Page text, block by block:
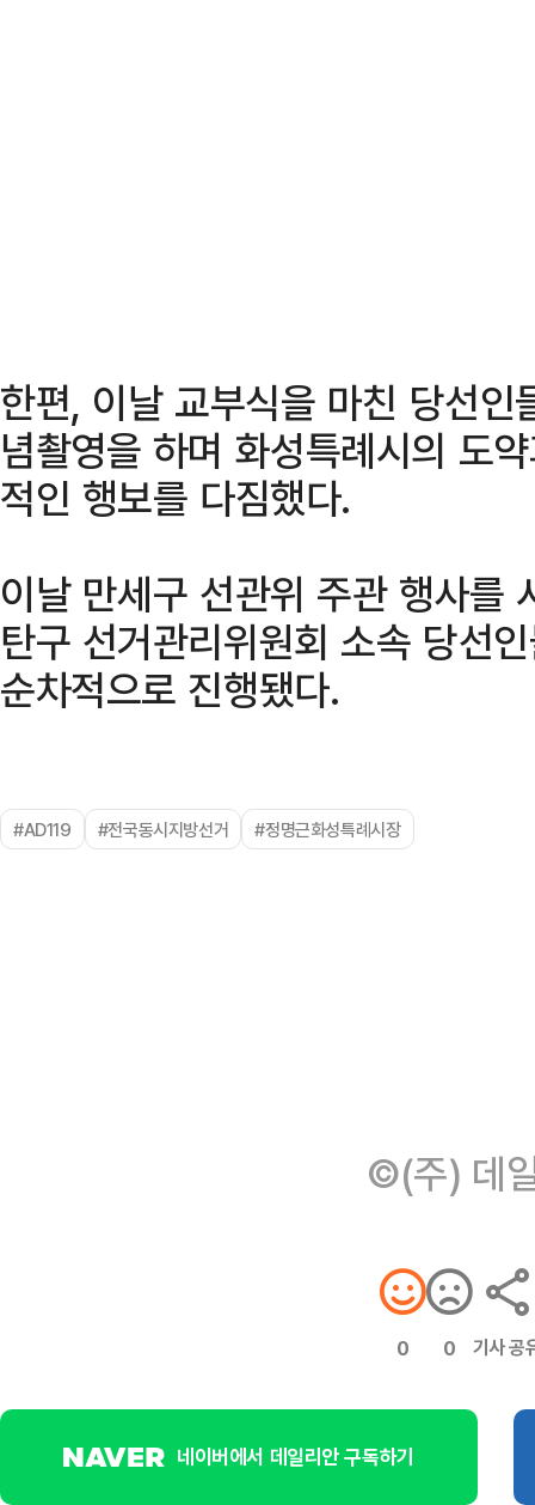
한편, 이날 교부식을 마친 당선
념촬영을 하며 화성특례시의 도
적인 행보를 다짐했다.
이날 만세구 선관위 주관 행사를
탄구 선거관리위원회 소속 당선
순차적으로 진행됐다.
#AD119 #전국동시지방선거 #정명근화성특례시장
©(주) 데
0 0 기사 공
네이버에서 데일리안 구독하기